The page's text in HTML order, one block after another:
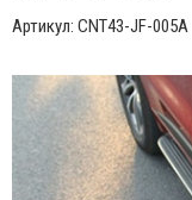
Артикул: CNT43-JF-005A